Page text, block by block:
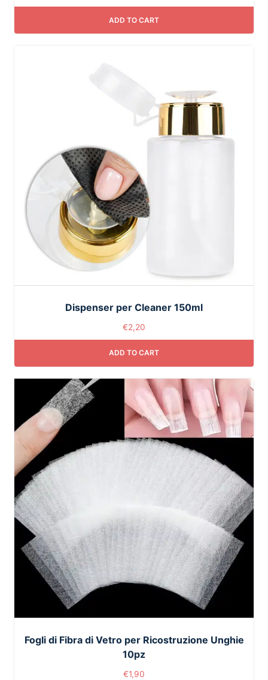
ADD TO CART
Dispenser per Cleaner 150ml
€2,20
ADD TO CART
Fogli di Fibra di Vetro per Ricostruzione Unghie
10pz
€1,90